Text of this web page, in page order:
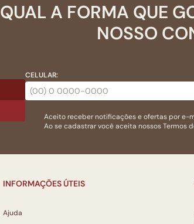
QUAL A FORMA QUE
NOSSO
CELULAR:
Aceito receber notificações e ofertas por e-
Ao se cadastrar você aceita nossosTermos
INFORMAÇÕES ÚTEIS
Ajuda